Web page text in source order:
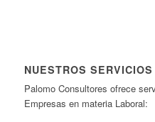
NUESTROS SERVICIOS
Palomo Consultores ofrece
Empresas en materia Laboral: